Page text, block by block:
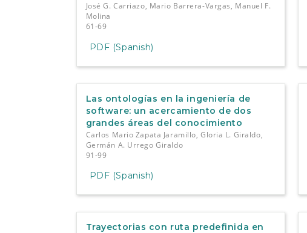
José G. Carriazo, Mario Barrera-Vargas, Manuel F.
Molina
61-69
PDF (Spanish)
Las ontologías en la ingeniería de
software: un acercamiento de dos
grandes áreas del conocimiento
Carlos Mario Zapata Jaramillo, Gloria L. Giraldo,
Germán A. Urrego Giraldo
91-99
PDF (Spanish)
Trayectorias con ruta predefinida en